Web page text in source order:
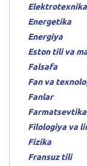
Elektrotexnika
Energetika
Energiya
Eston tili va
Falsafa
Fan va
Fanlar
Farmatsevtika
Filologiya va
Fizika
Fransuz tili